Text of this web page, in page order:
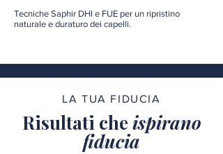
Tecniche Saphir DHI e FUE per un ripristino
naturale e duraturo dei capelli.
LA TUA FIDUCIA
Risultati che ispirano
fiducia